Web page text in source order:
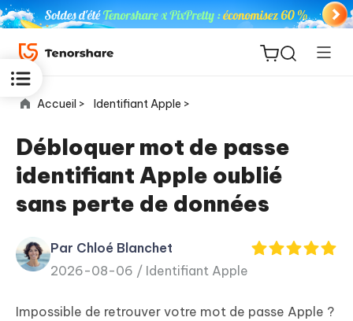
for iOS
PDNob
PDF
New
Accueil > Identifiant Apple >
Débloquer mot de passe
identifiant Apple oublié
sans perte de données
Par Chloé Blanchet
2026-08-06 / Identifiant Apple
Impossible de retrouver votre mot de passe Apple ?